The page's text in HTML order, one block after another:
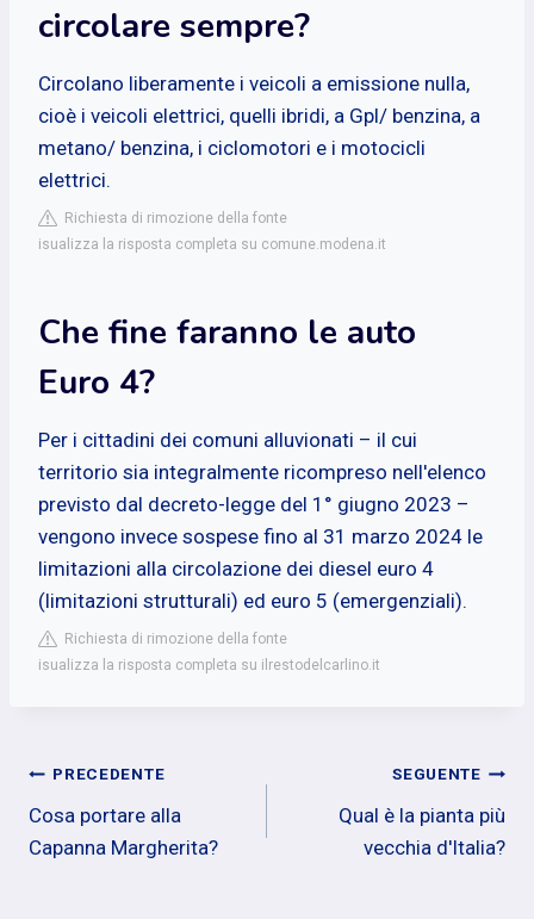
circolare sempre?
Circolano liberamente i veicoli a emissione nulla,
cioè i veicoli elettrici, quelli ibridi, a Gpl/ benzina, a
metano/ benzina, i ciclomotori e i motocicli
elettrici.
Richiesta di rimozione della fonte
isualizza la risposta completa su comune.modena.it
Che fine faranno le auto
Euro 4?
Per i cittadini dei comuni alluvionati – il cui
territorio sia integralmente ricompreso nell'elenco
previsto dal decreto-legge del 1° giugno 2023 –
vengono invece sospese fino al 31 marzo 2024 le
limitazioni alla circolazione dei diesel euro 4
(limitazioni strutturali) ed euro 5 (emergenziali).
Richiesta di rimozione della fonte
isualizza la risposta completa su ilrestodelcarlino.it
Navigazione
articoli
PRECEDENTE
Cosa portare alla
Capanna Margherita?
SEGUENTE
Qual è la pianta più
vecchia d'Italia?